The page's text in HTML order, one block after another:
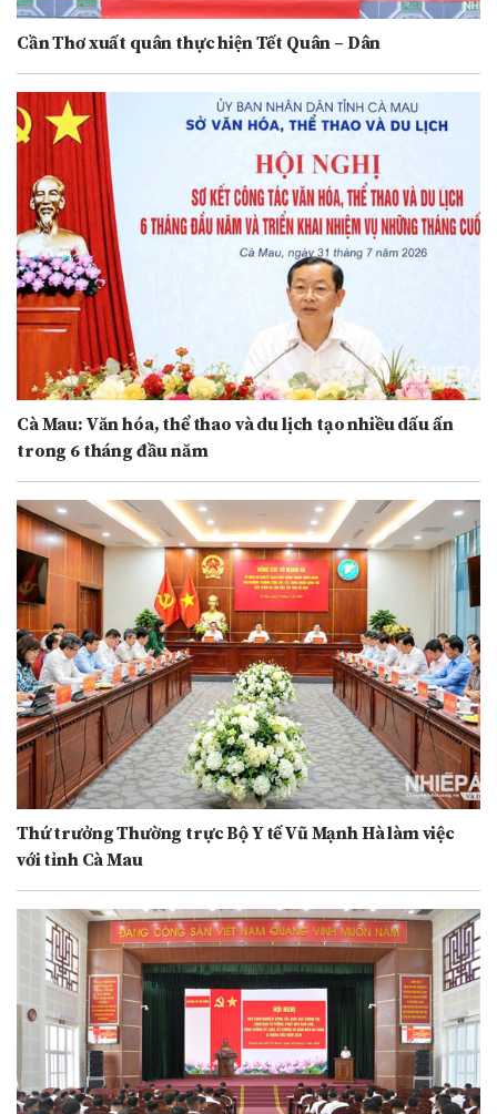
Cần Thơ xuất quân thực hiện Tết Quân – Dân
Cà Mau: Văn hóa, thể thao và du lịch tạo nhiều dấu ấn
trong 6 tháng đầu năm
Thứ trưởng Thường trực Bộ Y tế Vũ Mạnh Hà làm việc
với tỉnh Cà Mau